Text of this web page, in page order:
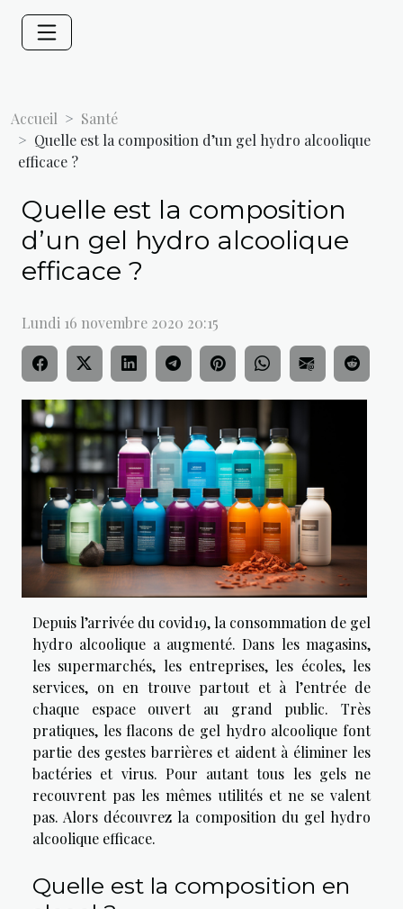
Accueil
Santé
Quelle est la composition d’un gel hydro alcoolique
efficace ?
Quelle est la composition
d’un gel hydro alcoolique
efficace ?
Lundi 16 novembre 2020 20:15
Depuis l’arrivée du covid19, la consommation de gel
hydro alcoolique a augmenté. Dans les magasins,
les supermarchés, les entreprises, les écoles, les
services, on en trouve partout et à l’entrée de
chaque espace ouvert au grand public. Très
pratiques, les flacons de gel hydro alcoolique font
partie des gestes barrières et aident à éliminer les
bactéries et virus. Pour autant tous les gels ne
recouvrent pas les mêmes utilités et ne se valent
pas. Alors découvrez la composition du gel hydro
alcoolique efficace.
Quelle est la composition en